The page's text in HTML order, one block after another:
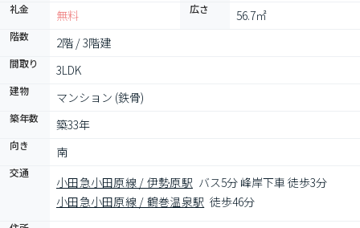
礼金 無料 広さ 56.7㎡
階数 2階 / 3階建
間取り 3LDK
建物 マンション (鉄骨)
築年数 築33年
向き 南
交通
小田急小田原線 / 伊勢原駅 バス5分 峰岸下車 徒歩3分
小田急小田原線 / 鶴巻温泉駅 徒歩46分